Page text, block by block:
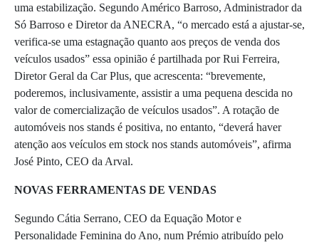
uma estabilização. Segundo Américo Barroso, Administrador da
Só Barroso e Diretor da ANECRA, “o mercado está a ajustar-se,
verifica-se uma estagnação quanto aos preços de venda dos
veículos usados” essa opinião é partilhada por Rui Ferreira,
Diretor Geral da Car Plus, que acrescenta: “brevemente,
poderemos, inclusivamente, assistir a uma pequena descida no
valor de comercialização de veículos usados”. A rotação de
automóveis nos stands é positiva, no entanto, “deverá haver
atenção aos veículos em stock nos stands automóveis”, afirma
José Pinto, CEO da Arval.
NOVAS FERRAMENTAS DE VENDAS
Segundo Cátia Serrano, CEO da Equação Motor e
Personalidade Feminina do Ano, num Prémio atribuído pelo